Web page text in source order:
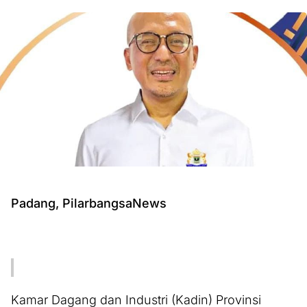
Padang, PilarbangsaNews
Kamar Dagang dan Industri (Kadin) Provinsi